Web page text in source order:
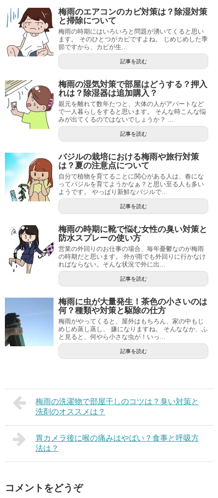
梅雨のエアコンのカビ対策は？除湿対策
と掃除について
梅雨の時期にはいろいろと問題が湧いてくると思い
ます。 そのひとつがカビですよね。 じめじめした季
節ですから、カビが生...
記事を読む
梅雨の湿気対策で部屋はどうする？押入
れは？除湿器は追加購入？
親元を離れて数年たつと、大体の人がアパートなど
で一人暮らしをすると思います。 そんな時こんな悩
みが出てくるのではないでしょうか？ ...
記事を読む
バジルの栽培における梅雨や旅行対策
は？夏の注意点について
自分で植物を育てることに関心がある人は、春にな
ってバジルを育てようかなぁ？と思い至る人も多い
ようです。 やっぱり新鮮なバジルで...
記事を読む
梅雨の時期に靴で悩む女性の臭い対策と
防水スプレーの使い方
営業の外回りのお仕事の場合、毎年憂鬱なのが梅雨
の時期だと思います。 外が雨でも外回りに行かなけ
ればならない。そんな状況で外に出...
記事を読む
梅雨に虫が大量発生！茶色の小さいのは
何？種類や対策と駆除の仕方
梅雨がやってくると、屋外はもちろん、家の中もじ
めじめ蒸し蒸し、 嫌になりますね。 そんななか、ふ
と見ると、何やら小さな虫が！いっ...
記事を読む
梅雨の洗濯物で部屋干しのコツは？臭い対策と
洗剤のオススメは？
胃カメラ後に喉の痛みはやばい？食事と呼吸方
法は？
コメントをどうぞ